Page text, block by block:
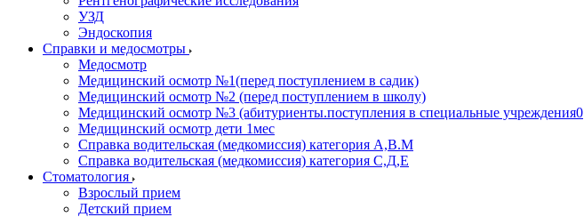
УЗД
Эндоскопия
Справки и медосмотры
Медосмотр
Медицинский осмотр №1(перед поступлением в садик)
Медицинский осмотр №2 (перед поступлением в школу)
Медицинский осмотр №3 (абитуриенты.поступления в специальные учреждения0
Медицинский осмотр дети 1мес
Справка водительская (медкомиссия) категория А,В.М
Справка водительская (медкомиссия) категория С,Д,Е
Стоматология
Взрослый прием
Детский прием